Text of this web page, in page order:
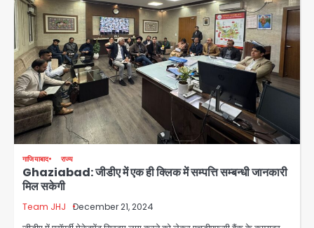
गाजियाबाद राज्य
Ghaziabad: जीडीए में एक ही क्लिक में सम्पत्ति सम्बन्धी जानकारी
मिल सकेगी
Team JHJ December 21, 2024